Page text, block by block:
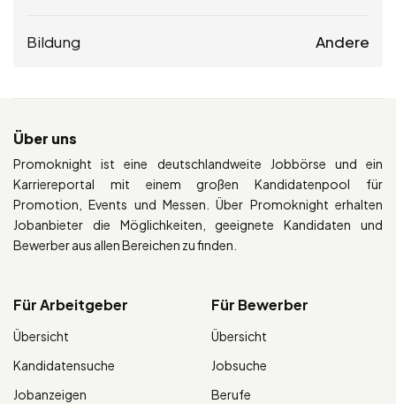
Bildung Andere
Über uns
Promoknight ist eine deutschlandweite Jobbörse und ein
Karriereportal mit einem großen Kandidatenpool für
Promotion, Events und Messen. Über Promoknight erhalten
Jobanbieter die Möglichkeiten, geeignete Kandidaten und
Bewerber aus allen Bereichen zu finden.
Für Arbeitgeber
Übersicht
Kandidatensuche
Jobanzeigen
Für Bewerber
Übersicht
Jobsuche
Berufe